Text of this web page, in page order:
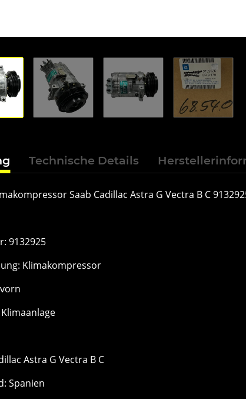
Technische Details
Saab Cadillac Astra G Vectra B C
9132925
Klimakompressor
Astra G Vectra B C
Spanien